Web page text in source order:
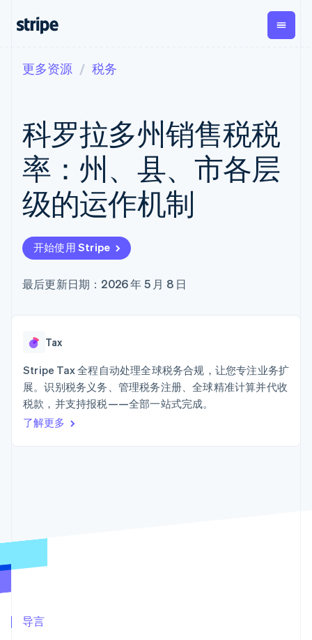
支付
在线支付
Managed
Payments
备案商家解决
方案
Payment links
无代码支付
预构建支付界
面
Elements
灵活的 UI 组件
Payment
接入 125+ 种支
Terminal
Authorization
Boost
支付成功率优
化
Link
加速结账
经常性收入
Metronome
按用量计费
Subscriptions
订阅管理
Invoicing
一次性或定期
Tax
销售税和增值
Revenue
Recognition
Stripe Sigma
Global
Payouts
向第三
方打款
Crypto
Radar
Atlas
碳移除
按企业阶段
按应用场景
智能体商务
加密货币
电子商务
嵌入式金融
财务自动化
全球化企业
交易市场
按行业
AI 企业
酒店、旅游与休闲
文档
库与 SDK
Stripe Apps
指南
接受线上付款
实施预置结账流程
构建平台或交易市场
管理订阅
发行稳定币支持的支付卡
资源
应用集成
代码示例
学习
指南
支持
获取支持
托管支持方案
专业服务
公司
Stripe Press
联系销售
更多资源 税务
科罗拉多州销售税税
率：州、县、市各层
级的运作机制
开始使用 Stripe
最后更新日期：2026 年 5 月 8 日
Tax
Stripe Tax 全程自动处理全球税务合规，让您专注业务扩
展。识别税务义务、管理税务注册、全球精准计算并代收
税款，并支持报税——全部一站式完成。
了解更多
导言